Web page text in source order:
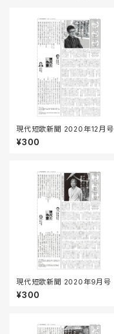
現代短歌新聞 2020年12月号
¥300
現代短歌新聞 2020年9月号
¥300